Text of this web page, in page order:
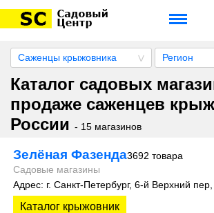
Саженцы крыжовника Регион
Каталог садовых
продаже саженцев
России - 15 магазинов
Зелёная Фазенда3692 товара
Садовые магазины
Адрес: г. Санкт-Петербург, 6-й Верхний
Каталог крыжовник